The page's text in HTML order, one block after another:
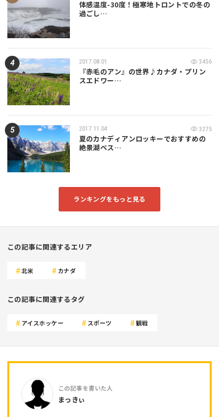
体感温度-30度！極寒地トロントでの冬の
過ごし…
2017.08.01 3456
『赤毛のアン』の世界♪カナダ・プリン
スエドワー…
2017.11.04 3275
夏のカナディアンロッキーでおすすめの
絶景湖ベス…
ランキングをもっと見る
この記事に関連するエリア
北米 カナダ
この記事に関連するタグ
アイスホッケー スポーツ 観戦
まっきぃ